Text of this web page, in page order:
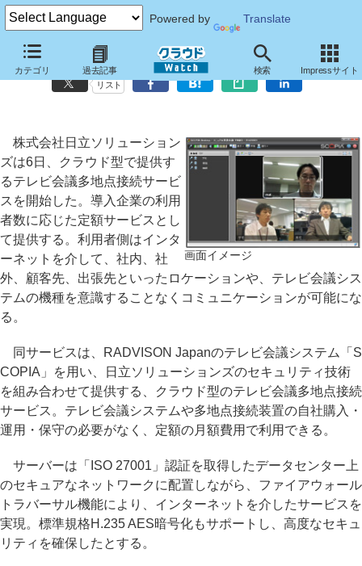
Powered by Translate
カテゴリ 過去記事 検索 Impressサイト
日立ソリューションズ、クラウド型のテレビ会議多地点接続サービス
リスト
画面イメージ
株式会社日立ソリューション
ズは6日、クラウド型で提供す
るテレビ会議多地点接続サービ
スを開始した。導入企業の利用
者数に応じた定額サービスとし
て提供する。利用者側はインタ
ーネットを介して、社内、社
外、顧客先、出張先といったロケーションや、テレビ会議シス
テムの機種を意識することなくコミュニケーションが可能にな
る。
同サービスは、RADVISON Japanのテレビ会議システム「S
COPIA」を用い、日立ソリューションズのセキュリティ技術
を組み合わせて提供する、クラウド型のテレビ会議多地点接続
サービス。テレビ会議システムや多地点接続装置の自社購入・
運用・保守の必要がなく、定額の月額費用で利用できる。
サーバーは「ISO 27001」認証を取得したデータセンター上
のセキュアなネットワークに配置しながら、ファイアウォール
トラバーサル機能により、インターネットを介したサービスを
実現。標準規格H.235 AES暗号化もサポートし、高度なセキュ
リティを確保したとする。